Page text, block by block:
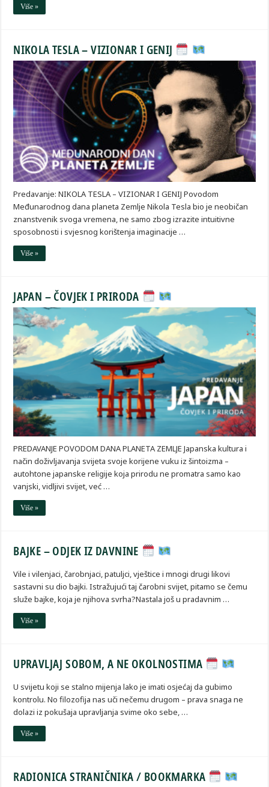
Više »
NIKOLA TESLA – VIZIONAR I GENIJ
Predavanje: NIKOLA TESLA – VIZIONAR I GENIJ Povodom
Međunarodnog dana planeta Zemlje Nikola Tesla bio je neobičan
znanstvenik svoga vremena, ne samo zbog izrazite intuitivne
sposobnosti i svjesnog korištenja imaginacije …
Više »
JAPAN – ČOVJEK I PRIRODA
PREDAVANJE POVODOM DANA PLANETA ZEMLJE Japanska kultura i
način doživljavanja svijeta svoje korijene vuku iz šintoizma –
autohtone japanske religije koja prirodu ne promatra samo kao
vanjski, vidljivi svijet, već …
Više »
BAJKE – ODJEK IZ DAVNINE
Vile i vilenjaci, čarobnjaci, patuljci, vještice i mnogi drugi likovi
sastavni su dio bajki. Istražujući taj čarobni svijet, pitamo se čemu
služe bajke, koja je njihova svrha?Nastala još u pradavnim …
Više »
UPRAVLJAJ SOBOM, A NE OKOLNOSTIMA
U svijetu koji se stalno mijenja lako je imati osjećaj da gubimo
kontrolu. No filozofija nas uči nečemu drugom – prava snaga ne
dolazi iz pokušaja upravljanja svime oko sebe, …
Više »
RADIONICA STRANIČNIKA / BOOKMARKA